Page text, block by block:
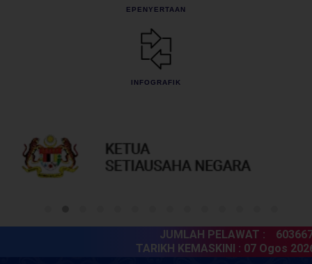
EPENYERTAAN
INFOGRAFIK
JUMLAH PELAWAT :
TARIKH KEMASKINI :07 Ogos 2026